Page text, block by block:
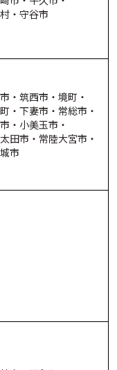
・ 守谷市
・ 筑西市・ 境町・
・ 下妻市・ 常総市・
・ 小美玉市・
田市・ 常陸大宮市・
市